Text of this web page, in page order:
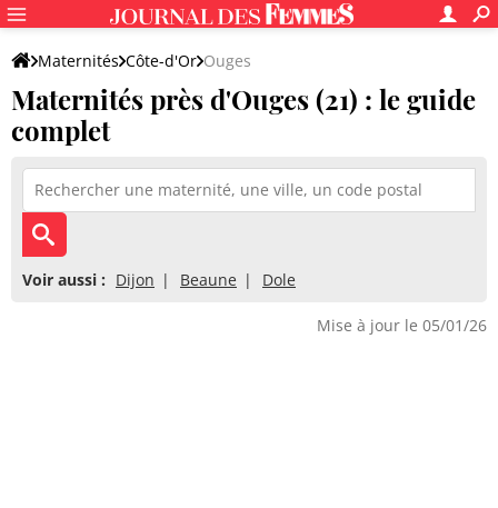
Maternités Côte-d'Or Ouges
Maternités près d'Ouges (21) : le guide
complet
Voir aussi : Dijon Beaune Dole
Mise à jour le 05/01/26